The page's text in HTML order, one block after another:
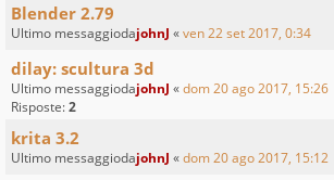
Blender 2.79
Ultimo messaggiodajohnJ «ven 22 set 2017, 0:34
dilay: scultura 3d
Ultimo messaggiodajohnJ «dom 20 ago 2017, 15:26
Risposte:2
krita 3.2
Ultimo messaggiodajohnJ «dom 20 ago 2017, 15:12